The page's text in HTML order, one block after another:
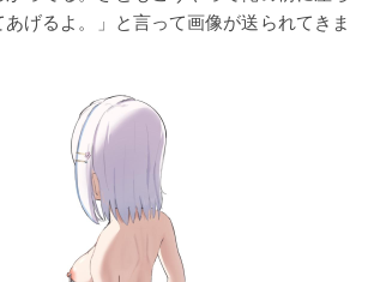
げるよ。」と言って画像が送られてきま